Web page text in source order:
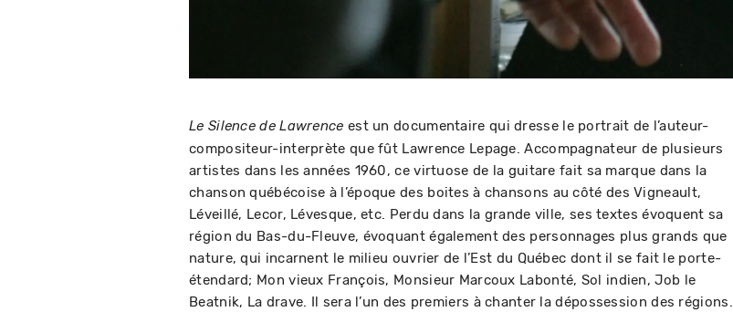
Le Silence de Lawrence est un documentaire qui dresse le portrait de l’auteur-
compositeur-interprète que fût Lawrence Lepage. Accompagnateur de plusieurs
artistes dans les années 1960, ce virtuose de la guitare fait sa marque dans la
chanson québécoise à l’époque des boites à chansons au côté des Vigneault,
Léveillé, Lecor, Lévesque, etc. Perdu dans la grande ville, ses textes évoquent sa
région du Bas-du-Fleuve, évoquant également des personnages plus grands que
nature, qui incarnent le milieu ouvrier de l’Est du Québec dont il se fait le porte-
étendard; Mon vieux François, Monsieur Marcoux Labonté, Sol indien, Job le
Beatnik, La drave. Il sera l’un des premiers à chanter la dépossession des régions.